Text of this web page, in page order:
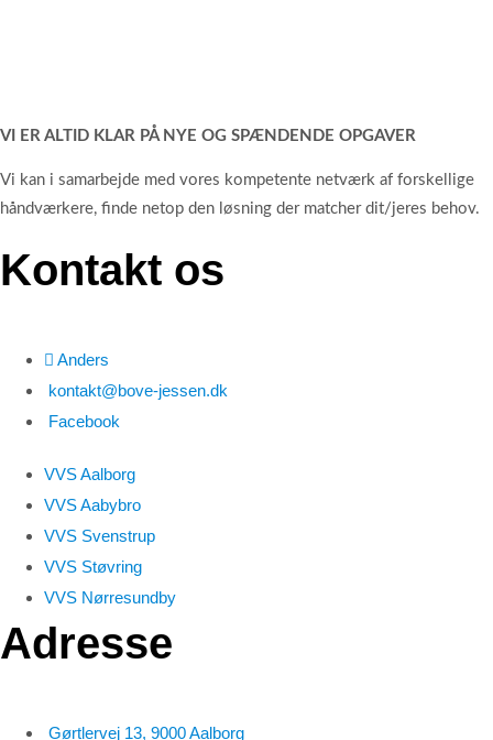
VI ER ALTID KLAR PÅ NYE OG SPÆNDENDE OPGAVER
Vi kan i samarbejde med vores kompetente netværk af forskellige
håndværkere, finde netop den løsning der matcher dit/jeres behov.
Kontakt os
Anders
kontakt@bove-jessen.dk
Facebook
VVS Aalborg
VVS Aabybro
VVS Svenstrup
VVS Støvring
VVS Nørresundby
Adresse
Gørtlervej 13, 9000 Aalborg